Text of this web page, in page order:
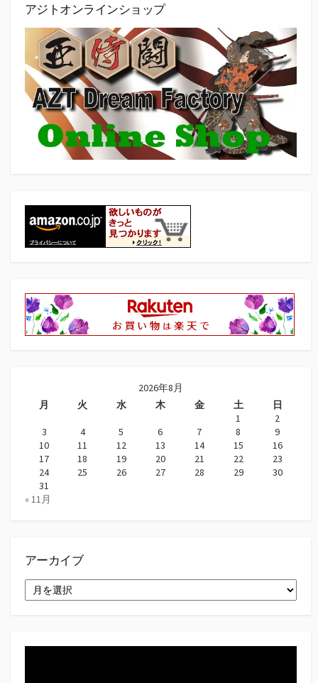
アジトオンラインショップ
2026年8月
月
火 水 木 金 土
日
1
2
3
4 5 6 7 8
9
10
11 12 13 14 15
16
17
18 19 20 21 22
23
24
25 26 27 28 29
30
31
« 11月
アーカイブ
ー